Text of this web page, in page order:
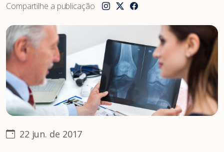
Compartilhe a publicação
22 jun. de 2017